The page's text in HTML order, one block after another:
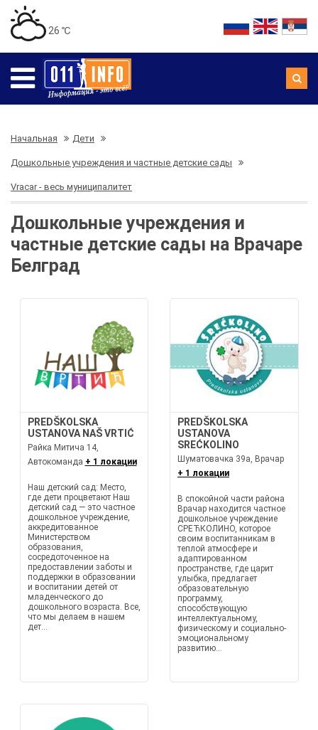
26 ℃
Начальная Дети
Дошкольные учреждения и частные детские сады
Vracar - весь муниципалитет
Дошкольные учреждения и
частные детские сады на Врачаре
Белград
PREDŠKOLSKA
USTANOVA NAŠ VRTIĆ
Райка Митича 14,
Автокоманда + 1 локации
Наш детский сад: Место,
где дети процветают Наш
детский сад — это частное
дошкольное учреждение,
аккредитованное
Министерством
образования,
сосредоточенное на
предоставлении заботы и
поддержки в образовании
и воспитании детей от
младенческого до
дошкольного возраста. Все,
что мы делаем в нашем
дет...
PREDŠKOLSKA
USTANOVA
SREĆKOLINO
Шуматовачка 39a, Врачар
+ 1 локации
В спокойной части района
Врачар находится частное
дошкольное учреждение
СРЕЋКОЛИНО, которое
своим воспитанникам в
теплой атмосфере и
адаптированном
пространстве, где царит
улыбка, предлагает
образовательную
программу,
способствующую
интеллектуальному,
физическому и социально-
эмоциональному
развитию...